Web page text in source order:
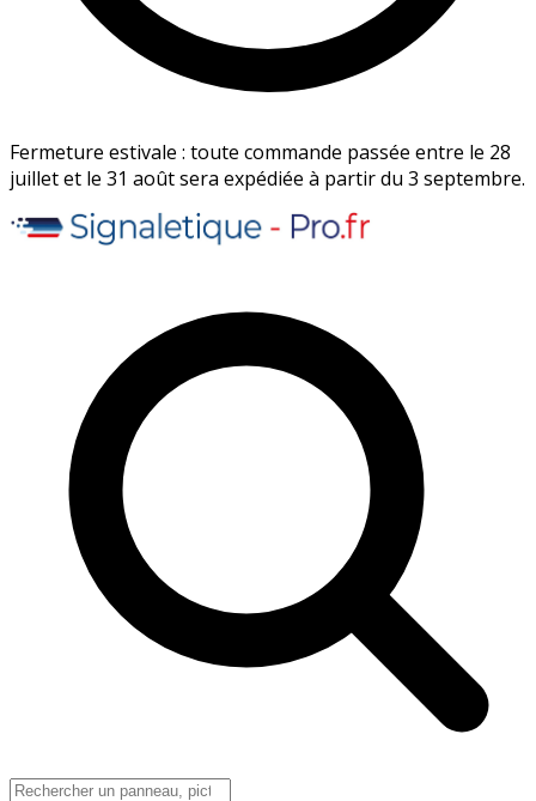
Fermeture estivale : toute commande passée entre le 28
juillet et le 31 août sera expédiée à partir du 3 septembre.